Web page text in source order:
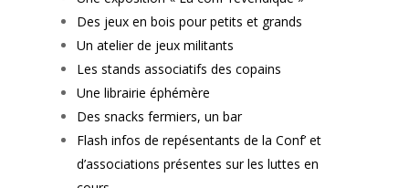
Des jeux en bois pour petits et grands
Un atelier de jeux militants
Les stands associatifs des copains
Une librairie éphémère
Des snacks fermiers, un bar
Flash infos de repésentants de la Conf’ et
d’associations présentes sur les luttes en